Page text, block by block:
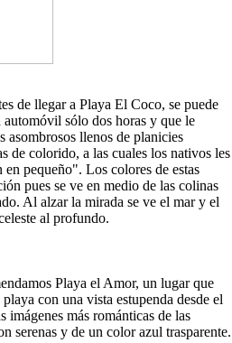
de llegar a Playa El Coco, se puede
sólo dos horas y que le
asombrosos llenos de planicies
de colorido, a las cuales los nativos les
pequeño". Los colores de estas
pues se ve en medio de las colinas
Al alzar la mirada se ve el mar y el
al profundo.
Playa el Amor, un lugar que
con una vista estupenda desde el
imágenes más románticas de las
serenas y de un color azul trasparente.